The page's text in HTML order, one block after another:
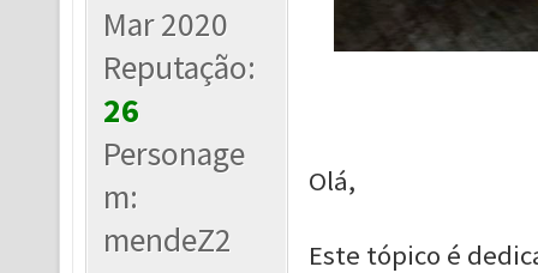
Mar 2020
Reputação:
26
Personage
m:
mendeZ2
Olá,
Este tópico é